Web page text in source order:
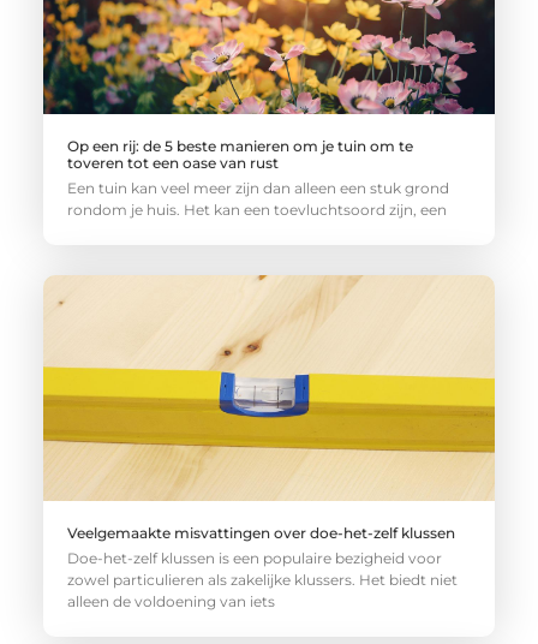
Op een rij: de 5 beste manieren om je tuin om te
toveren tot een oase van rust
Een tuin kan veel meer zijn dan alleen een stuk grond
rondom je huis. Het kan een toevluchtsoord zijn, een
Veelgemaakte misvattingen over doe-het-zelf klussen
Doe-het-zelf klussen is een populaire bezigheid voor
zowel particulieren als zakelijke klussers. Het biedt niet
alleen de voldoening van iets